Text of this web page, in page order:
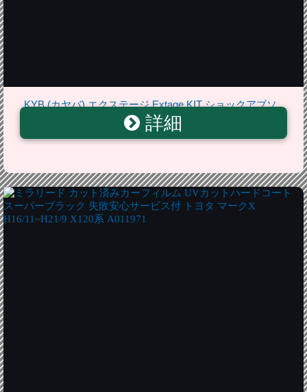
KYB (カヤバ) エクステージ Extage KIT ショックアブソ
ーバー&スプリングキット 1台分 マークX(M/C後)
GRX130/133 EKIT-GRX130MC
詳細